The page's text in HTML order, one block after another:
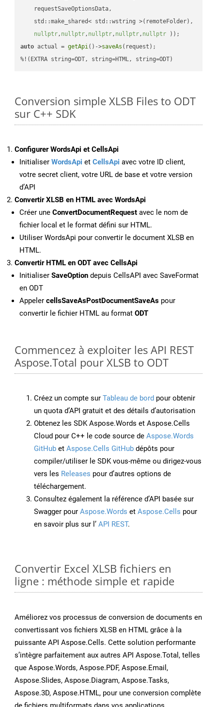
    requestSaveOptionsData,
    std::make_shared< std::wstring >(remoteFolder),
nullptr, nullptr, nullptr, nullptr, nullptr ))
auto actual = getApi()->saveAs (request);
%!(EXTRA string=ODT, string=HTML, string=ODT)
Conversion simple XLSB Files to ODT
sur C++ SDK
Configurer WordsApi et CellsApi
Initialiser WordsApi et CellsApi avec votre ID client,
votre secret client, votre URL de base et votre version
d’API
Convertir XLSB en HTML avec WordsApi
Créer une ConvertDocumentRequest avec le nom de
fichier local et le format défini sur HTML.
Utiliser WordsApi pour convertir le document XLSB en
HTML.
Convertir HTML en ODT avec CellsApi
Initialiser SaveOption depuis CellsAPI avec SaveFormat
en ODT
Appeler cellsSaveAsPostDocumentSaveAs pour
convertir le fichier HTML au format ODT
Commencez à exploiter les API REST
Aspose.Total pour XLSB to ODT
Créez un compte sur Tableau de bord pour obtenir
un quota d’API gratuit et des détails d’autorisation
Obtenez les SDK Aspose.Words et Aspose.Cells
Cloud pour C++ le code source de Aspose.Words
GitHub et Aspose.Cells GitHub dépôts pour
compiler/utiliser le SDK vous-même ou dirigez-vous
vers les Releases pour d’autres options de
téléchargement.
Consultez également la référence d’API basée sur
Swagger pour Aspose.Words et Aspose.Cells pour
en savoir plus sur l’ API REST.
Convertir Excel XLSB fichiers en
ligne : méthode simple et rapide
Améliorez vos processus de conversion de documents en
convertissant vos fichiers XLSB en HTML grâce à la
puissante API Aspose.Cells. Cette solution performante
s’intègre parfaitement aux autres API Aspose.Total, telles
que Aspose.Words, Aspose.PDF, Aspose.Email,
Aspose.Slides, Aspose.Diagram, Aspose.Tasks,
Aspose.3D, Aspose.HTML, pour une conversion complète